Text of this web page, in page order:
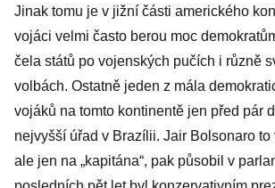
Jinak tomu je v jižní části amerického
vojáci velmi často berou moc
čela států po vojenských pučích i různě
volbách. Ostatně jeden z mála
vojáků na tomto kontinentě jen před pár
nejvyšší úřad v Brazílii. Jair Bolsonaro to
ale jen na „kapitána“, pak působil v